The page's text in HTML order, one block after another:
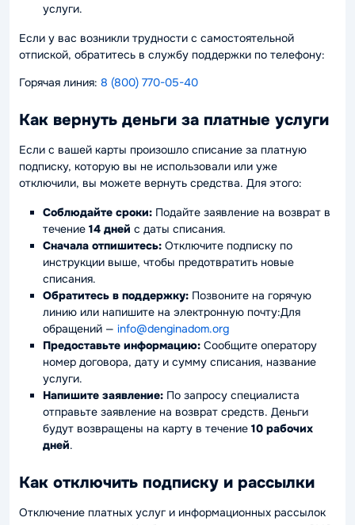
услуги.
Если у вас возникли трудности с самостоятельной
отпиской, обратитесь в службу поддержки по телефону:
Горячая линия: 8 (800) 770-05-40
Как вернуть деньги за платные услуги
Если с вашей карты произошло списание за платную
подписку, которую вы не использовали или уже
отключили, вы можете вернуть средства. Для этого:
Соблюдайте сроки: Подайте заявление на возврат в
течение 14 дней с даты списания.
Сначала отпишитесь: Отключите подписку по
инструкции выше, чтобы предотвратить новые
списания.
Обратитесь в поддержку: Позвоните на горячую
линию или напишите на электронную почту:Для
обращений — info@denginadom.org
Предоставьте информацию: Сообщите оператору
номер договора, дату и сумму списания, название
услуги.
Напишите заявление: По запросу специалиста
отправьте заявление на возврат средств. Деньги
будут возвращены на карту в течение 10 рабочих
дней.
Как отключить подписку и рассылки
Отключение платных услуг и информационных рассылок